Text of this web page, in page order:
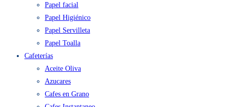
Papel facial
Papel Higiénico
Papel Servilleta
Papel Toalla
Cafeterías
Aceite Oliva
Azucares
Cafes en Grano